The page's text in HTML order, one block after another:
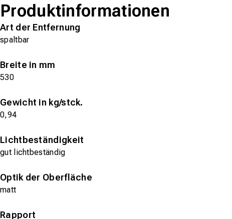
Produktinformationen
Art der Entfernung
spaltbar
Breite in mm
530
Gewicht in kg/stck.
0,94
Lichtbeständigkeit
gut lichtbeständig
Optik der Oberfläche
matt
Rapport